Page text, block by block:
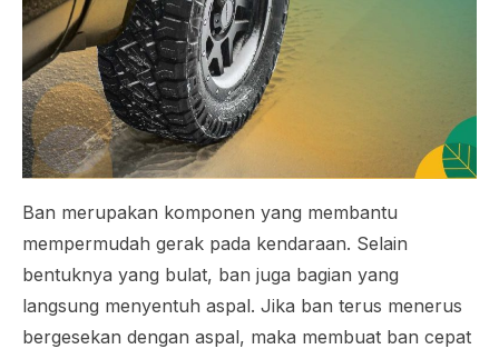
Ban merupakan komponen yang membantu
mempermudah gerak pada kendaraan. Selain
bentuknya yang bulat, ban juga bagian yang
langsung menyentuh aspal. Jika ban terus menerus
bergesekan dengan aspal, maka membuat ban cepat